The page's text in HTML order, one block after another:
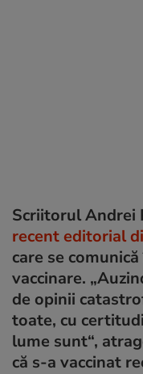
Scriitorul Andrei
recent editorial
care se
vaccinare.
de opinii
toate, cu
lume sunt“,
că s-a vaccinat